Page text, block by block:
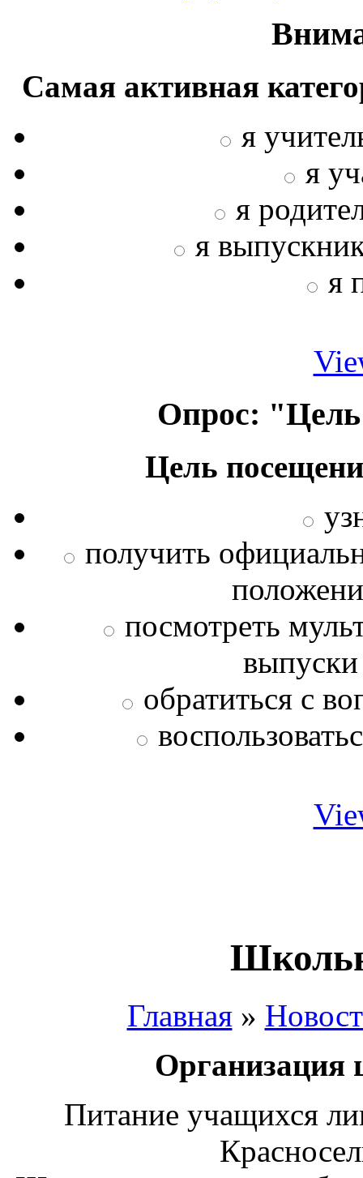
Самая активная
я
я
я
я
я
Опрос:
Цель
получить
посмотреть
обратиться с
Главная»
Организация
Питание учащихся